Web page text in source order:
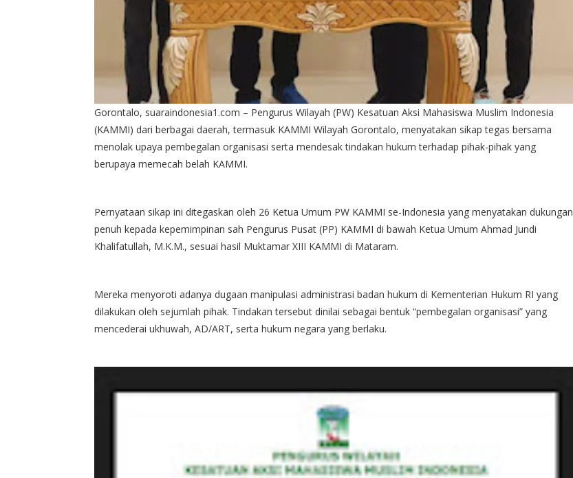
Gorontalo, suaraindonesia1.com – Pengurus Wilayah (PW) Kesatuan Aksi Mahasiswa Muslim Indonesia
(KAMMI) dari berbagai daerah, termasuk KAMMI Wilayah Gorontalo, menyatakan sikap tegas bersama
menolak upaya pembegalan organisasi serta mendesak tindakan hukum terhadap pihak-pihak yang
berupaya memecah belah KAMMI.
Pernyataan sikap ini ditegaskan oleh 26 Ketua Umum PW KAMMI se-Indonesia yang menyatakan dukungan
penuh kepada kepemimpinan sah Pengurus Pusat (PP) KAMMI di bawah Ketua Umum Ahmad Jundi
Khalifatullah, M.K.M., sesuai hasil Muktamar XIII KAMMI di Mataram.
Mereka menyoroti adanya dugaan manipulasi administrasi badan hukum di Kementerian Hukum RI yang
dilakukan oleh sejumlah pihak. Tindakan tersebut dinilai sebagai bentuk “pembegalan organisasi” yang
mencederai ukhuwah, AD/ART, serta hukum negara yang berlaku.